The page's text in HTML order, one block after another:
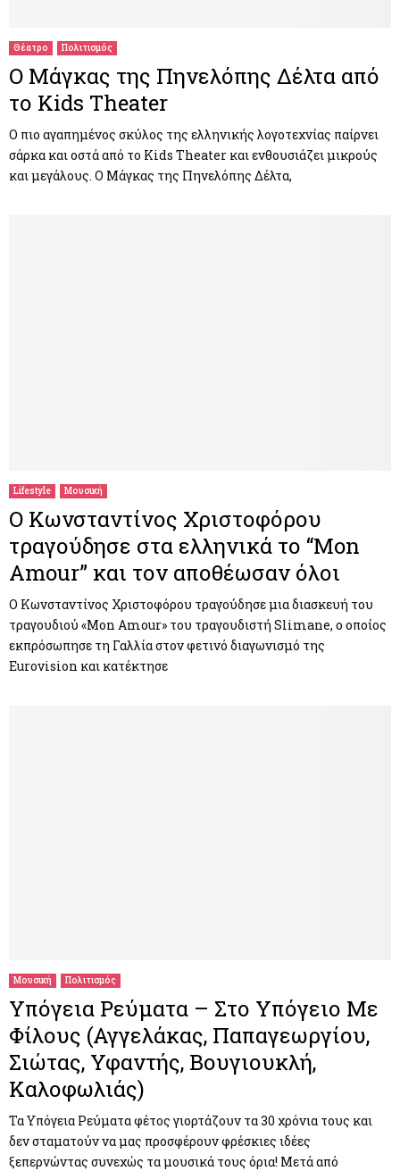
Θέατρο Πολιτισμός
Ο Μάγκας της Πηνελόπης Δέλτα από
το Kids Theater
Ο πιο αγαπημένος σκύλος της ελληνικής λογοτεχνίας παίρνει
σάρκα και οστά από το Kids Theater και ενθουσιάζει μικρούς
και μεγάλους. Ο Μάγκας της Πηνελόπης Δέλτα,
Lifestyle Μουσική
O Kωνσταντίνος Χριστοφόρου
τραγούδησε στα ελληνικά το “Mon
Amour” και τον αποθέωσαν όλοι
O Κωνσταντίνος Χριστοφόρου τραγούδησε μια διασκευή του
τραγουδιού «Mon Amour» του τραγουδιστή Slimane, ο οποίος
εκπρόσωπησε τη Γαλλία στον φετινό διαγωνισμό της
Eurovision και κατέκτησε
Μουσική Πολιτισμός
Υπόγεια Ρεύματα – Στο Υπόγειο Με
Φίλους (Αγγελάκας, Παπαγεωργίου,
Σιώτας, Υφαντής, Βουγιουκλή,
Καλοφωλιάς)
Τα Υπόγεια Ρεύματα φέτος γιορτάζουν τα 30 χρόνια τους και
δεν σταματούν να μας προσφέρουν φρέσκιες ιδέες
ξεπερνώντας συνεχώς τα μουσικά τους όρια! Μετά από